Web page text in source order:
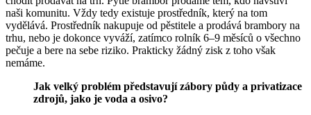
naši komunitu. Vždy tedy existuje prostředník, který na tom
vydělává. Prostředník nakupuje od pěstitele a prodává brambory na
trhu, nebo je dokonce vyváží, zatímco rolník 6–9 měsíců o všechno
pečuje a bere na sebe riziko. Prakticky žádný zisk z toho však
nemáme.
Jak velký problém představují zábory půdy a privatizace
zdrojů, jako je voda a osivo?